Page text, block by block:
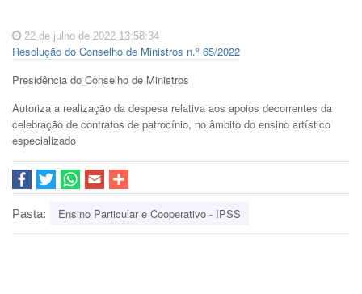
22 de julho de 2022 13:58:34
Resolução do Conselho de Ministros n.º 65/2022
Presidência do Conselho de Ministros
Autoriza a realização da despesa relativa aos apoios decorrentes da
celebração de contratos de patrocínio, no âmbito do ensino artístico
especializado
Pasta: Ensino Particular e Cooperativo - IPSS